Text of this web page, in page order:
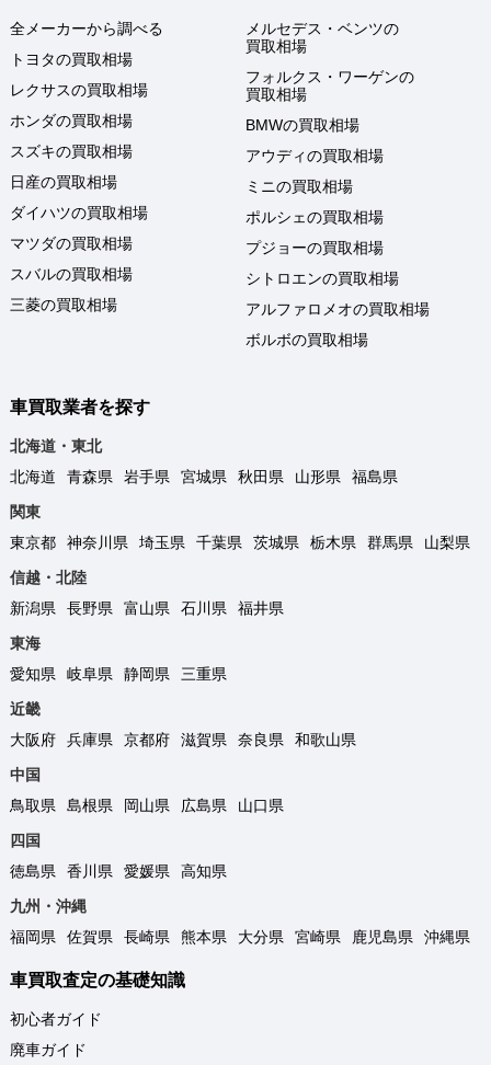
全メーカーから調べる
トヨタの買取相場
レクサスの買取相場
ホンダの買取相場
スズキの買取相場
日産の買取相場
ダイハツの買取相場
マツダの買取相場
スバルの買取相場
三菱の買取相場
メルセデス・ベンツの
買取相場
フォルクス・ワーゲンの
買取相場
BMWの買取相場
アウディの買取相場
ミニの買取相場
ポルシェの買取相場
プジョーの買取相場
シトロエンの買取相場
アルファロメオの買取相場
ボルボの買取相場
車買取業者を探す
北海道・東北
北海道
青森県 岩手県 宮城県 秋田県 山形県
福島県
関東
東京都
神奈川県 埼玉県 千葉県 茨城県 栃木県 群馬県
山梨県
信越・北陸
新潟県
長野県 富山県 石川県
福井県
東海
愛知県
岐阜県 静岡県
三重県
近畿
大阪府
兵庫県 京都府 滋賀県 奈良県
和歌山県
中国
鳥取県
島根県 岡山県 広島県
山口県
四国
徳島県
香川県 愛媛県
高知県
九州・沖縄
福岡県
佐賀県 長崎県 熊本県 大分県 宮崎県 鹿児島県 沖縄県
車買取査定の基礎知識
初心者ガイド
廃車ガイド